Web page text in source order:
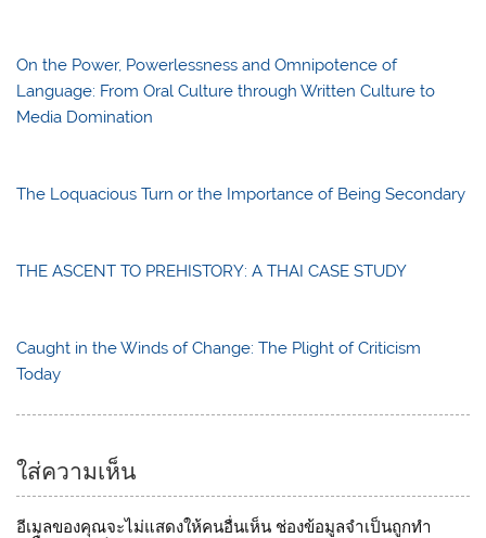
On the Power, Powerlessness and Omnipotence of
Language: From Oral Culture through Written Culture to
Media Domination
The Loquacious Turn or the Importance of Being Secondary
THE ASCENT TO PREHISTORY: A THAI CASE STUDY
Caught in the Winds of Change: The Plight of Criticism
Today
ใส่ความเห็น
อีเมลของคุณจะไม่แสดงให้คนอื่นเห็น ช่องข้อมูลจำเป็นถูกทำ